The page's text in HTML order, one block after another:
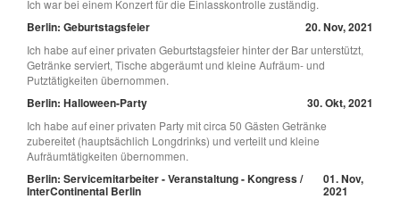
Ich war bei einem Konzert für die Einlasskontrolle zuständig.
Berlin: Geburtstagsfeier 20. Nov, 2021
Ich habe auf einer privaten Geburtstagsfeier hinter der Bar unterstützt,
Getränke serviert, Tische abgeräumt und kleine Aufräum- und
Putztätigkeiten übernommen.
Berlin: Halloween-Party 30. Okt, 2021
Ich habe auf einer privaten Party mit circa 50 Gästen Getränke
zubereitet (hauptsächlich Longdrinks) und verteilt und kleine
Aufräumtätigkeiten übernommen.
Berlin: Servicemitarbeiter - Veranstaltung - Kongress /
InterContinental Berlin
01. Nov,
2021